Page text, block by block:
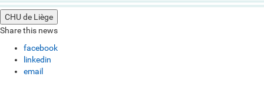
CHU de Liège
Share this news
facebook
linkedin
email